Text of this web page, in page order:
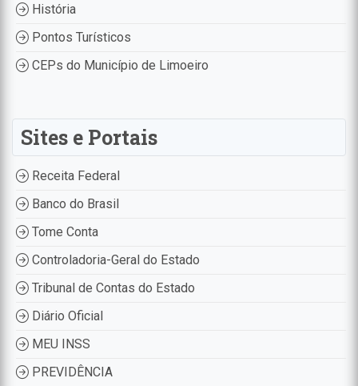
História
Pontos Turísticos
CEPs do Município de Limoeiro
Sites e Portais
Receita Federal
Banco do Brasil
Tome Conta
Controladoria-Geral do Estado
Tribunal de Contas do Estado
Diário Oficial
MEU INSS
PREVIDÊNCIA